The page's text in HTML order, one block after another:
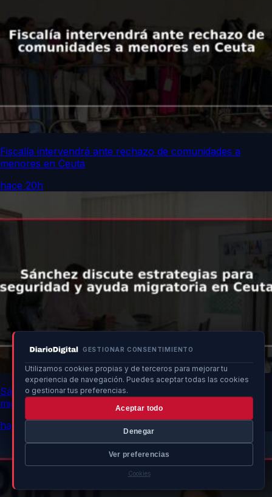
GESTIONAR CONSENTIMIENTO
Utilizamos cookies propias y de terceros para mejorar tu
experiencia de navegación. Puedes aceptar todas las cookies
o gestionar tus preferencias.
Aceptar todo
Denegar
Ver preferencias
Cookies
Fiscalía intervendrá ante rechazo de comunidades a
menores en Ceuta
hace 20h
Sánchez discute estrategias para seguridad y ayuda
migratoria en Ceuta
hace 20h